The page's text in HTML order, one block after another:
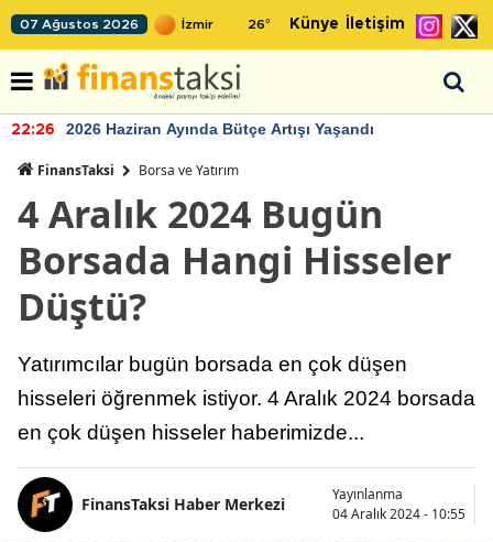
07 Ağustos 2026 26° Künye İletişim
22:26 2026 Haziran Ayında Bütçe Artışı Yaşandı
FinansTaksi Borsa ve Yatırım
4 Aralık 2024 Bugün
Borsada Hangi Hisseler
Düştü?
Yatırımcılar bugün borsada en çok düşen
hisseleri öğrenmek istiyor. 4 Aralık 2024 borsada
en çok düşen hisseler haberimizde...
FinansTaksi Haber Merkezi
Yayınlanma
04 Aralık 2024 - 10:55